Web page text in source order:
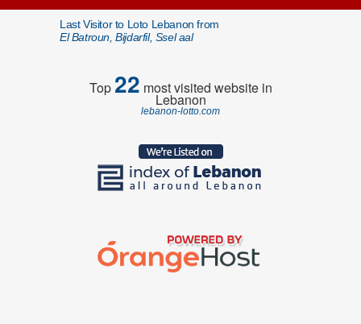
Last Visitor to Loto Lebanon from
El Batroun, Bijdarfil, Ssel aal
Top22 most visited website in
Lebanon
lebanon-lotto.com